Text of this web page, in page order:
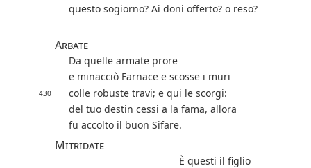
questo sogiorno? Ai doni offerto? o reso?
Arbate
Da quelle armate prore
e minacciò Farnace e scosse i muri
430
colle robuste travi; e qui le scorgi:
del tuo destin cessi a la fama, allora
fu accolto il buon Sifare.
Mitridate
È questi il figlio